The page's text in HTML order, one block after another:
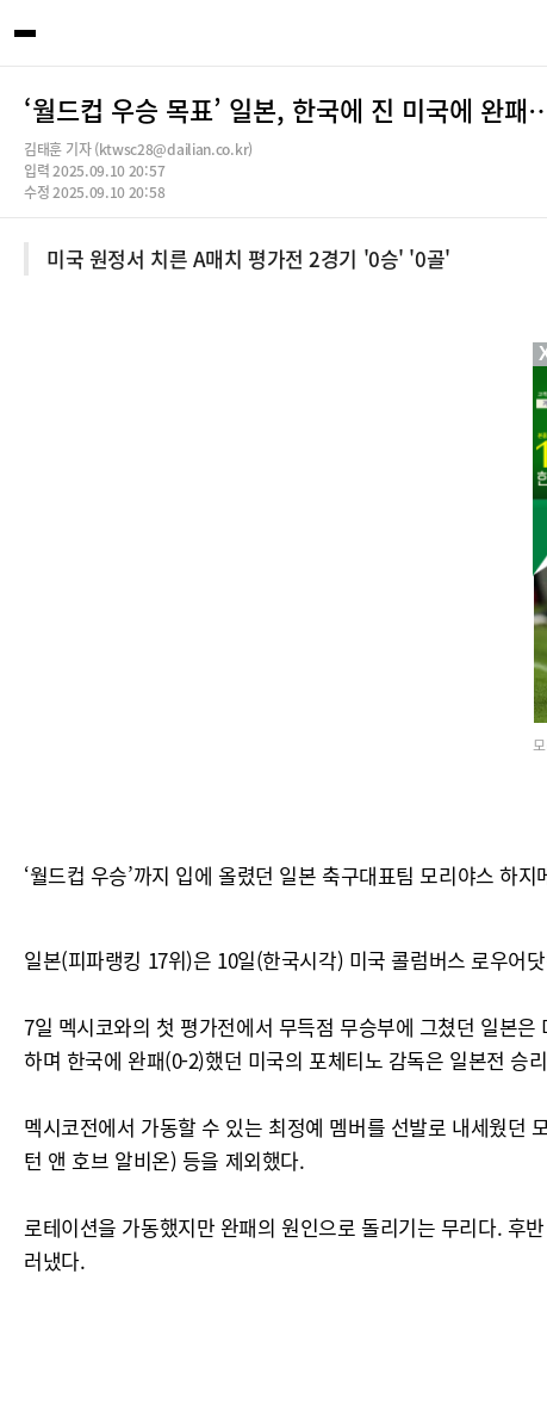
‘월드컵 우승 목표’ 일본, 한국에 진 미국에 완
김태훈 기자 (ktwsc28@dailian.co.kr)
입력 2025.09.10 20:57
수정 2025.09.10 20:58
미국 원정서 치른 A매치 평가전 2경기 '0승' '0골'
‘월드컵 우승’까지 입에 올렸던 일본 축구대표팀 모리야스 하
일본(피파랭킹 17위)은 10일(한국시각) 미국 콜럼버스 로우어
7일 멕시코와의 첫 평가전에서 무득점 무승부에 그쳤던 일본
하며 한국에 완패(0-2)했던 미국의 포체티노 감독은 일본전 승
멕시코전에서 가동할 수 있는 최정예 멤버를 선발로 내세웠던
턴 앤 호브 알비온) 등을 제외했다.
로테이션을 가동했지만 완패의 원인으로 돌리기는 무리다. 후
러냈다.